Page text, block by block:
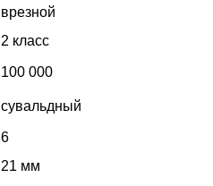
врезной
2 класс
100 000
сувальдный
6
21 мм